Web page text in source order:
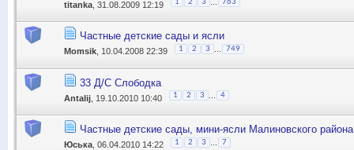
titanka , 31.08.2009 12:19 1 2 3 763
Частные детские сады и ясли
Momsik , 10.04.2008 22:39 1 2 3 749
33 Д/С Слободка
Antalij , 19.10.2010 10:40 1 2 3 4
Частные детские сады, мини-ясли Малиновского района
Юська , 06.04.2010 14:22 1 2 3 7